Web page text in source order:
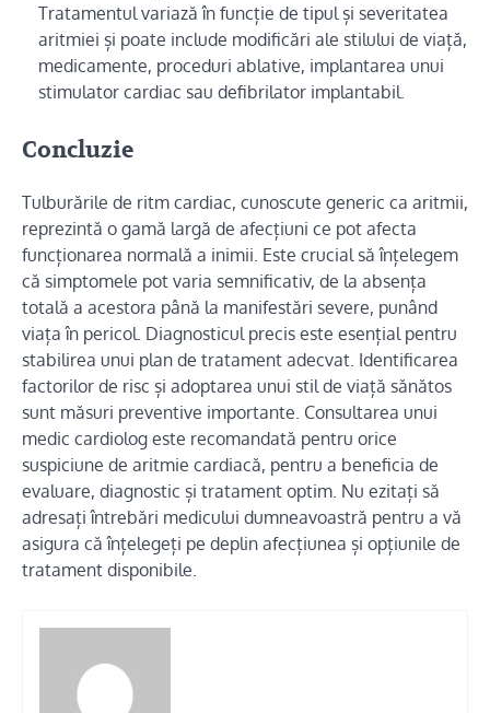
Tratamentul variază în funcție de tipul și severitatea
aritmiei și poate include modificări ale stilului de viață,
medicamente, proceduri ablative, implantarea unui
stimulator cardiac sau defibrilator implantabil.
Concluzie
Tulburările de ritm cardiac, cunoscute generic ca aritmii,
reprezintă o gamă largă de afecțiuni ce pot afecta
funcționarea normală a inimii. Este crucial să înțelegem
că simptomele pot varia semnificativ, de la absența
totală a acestora până la manifestări severe, punând
viața în pericol. Diagnosticul precis este esențial pentru
stabilirea unui plan de tratament adecvat. Identificarea
factorilor de risc și adoptarea unui stil de viață sănătos
sunt măsuri preventive importante. Consultarea unui
medic cardiolog este recomandată pentru orice
suspiciune de aritmie cardiacă, pentru a beneficia de
evaluare, diagnostic și tratament optim. Nu ezitați să
adresați întrebări medicului dumneavoastră pentru a vă
asigura că înțelegeți pe deplin afecțiunea și opțiunile de
tratament disponibile.